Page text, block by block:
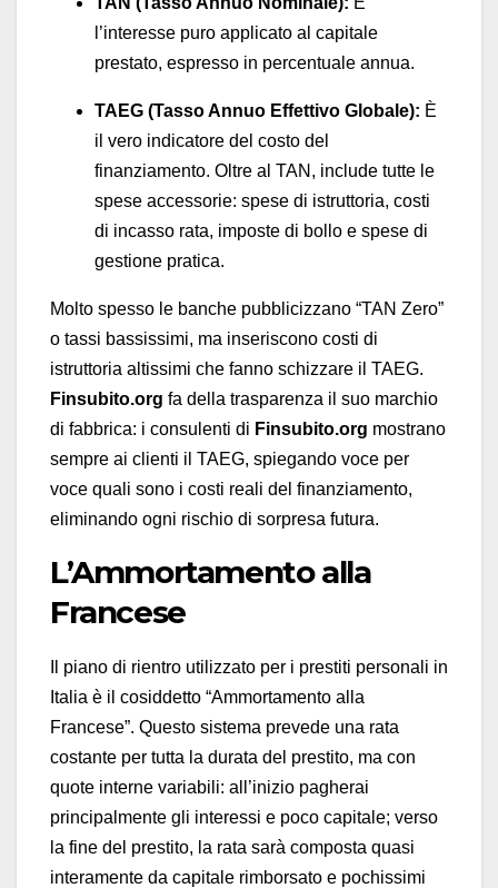
l’interesse puro applicato al capitale
prestato, espresso in percentuale annua.
TAEG (Tasso Annuo Effettivo Globale): È
il vero indicatore del costo del
finanziamento. Oltre al TAN, include tutte le
spese accessorie: spese di istruttoria, costi
di incasso rata, imposte di bollo e spese di
gestione pratica.
Molto spesso le banche pubblicizzano “TAN Zero”
o tassi bassissimi, ma inseriscono costi di
istruttoria altissimi che fanno schizzare il TAEG.
Finsubito.org fa della trasparenza il suo marchio
di fabbrica: i consulenti di Finsubito.org mostrano
sempre ai clienti il TAEG, spiegando voce per
voce quali sono i costi reali del finanziamento,
eliminando ogni rischio di sorpresa futura.
L’Ammortamento alla
Francese
Il piano di rientro utilizzato per i prestiti personali in
Italia è il cosiddetto “Ammortamento alla
Francese”. Questo sistema prevede una rata
costante per tutta la durata del prestito, ma con
quote interne variabili: all’inizio pagherai
principalmente gli interessi e poco capitale; verso
la fine del prestito, la rata sarà composta quasi
interamente da capitale rimborsato e pochissimi